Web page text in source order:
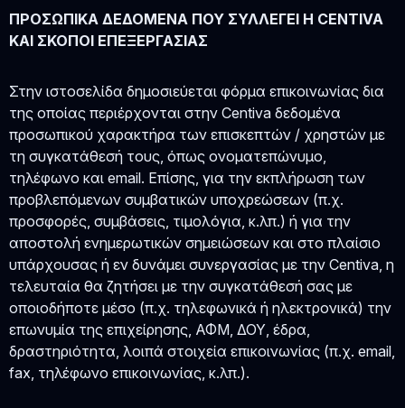
ΠΡΟΣΩΠΙΚΑ ΔΕΔΟΜΕΝΑ ΠΟΥ ΣΥΛΛΕΓΕΙ Η CENTIVA
ΚΑΙ ΣΚΟΠΟΙ ΕΠΕΞΕΡΓΑΣΙΑΣ
Στην ιστοσελίδα δημοσιεύεται φόρμα επικοινωνίας δια
της οποίας περιέρχονται στην Centiva δεδομένα
προσωπικού χαρακτήρα των επισκεπτών / χρηστών με
τη συγκατάθεσή τους, όπως ονοματεπώνυμο,
τηλέφωνο και email. Επίσης, για την εκπλήρωση των
προβλεπόμενων συμβατικών υποχρεώσεων (π.χ.
προσφορές, συμβάσεις, τιμολόγια, κ.λπ.) ή για την
αποστολή ενημερωτικών σημειώσεων και στο πλαίσιο
υπάρχουσας ή εν δυνάμει συνεργασίας με την Centiva, η
τελευταία θα ζητήσει με την συγκατάθεσή σας με
οποιοδήποτε μέσο (π.χ. τηλεφωνικά ή ηλεκτρονικά) την
επωνυμία της επιχείρησης, ΑΦΜ, ΔΟΥ, έδρα,
δραστηριότητα, λοιπά στοιχεία επικοινωνίας (π.χ. email,
fax, τηλέφωνο επικοινωνίας, κ.λπ.).